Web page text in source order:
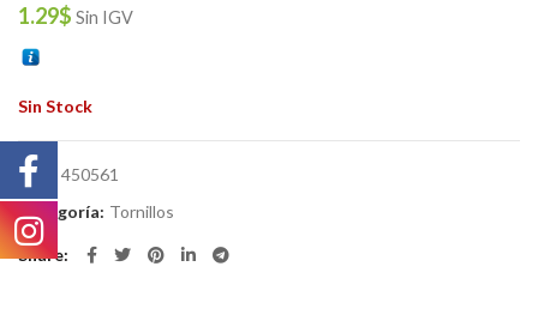
1.29$ Sin IGV
Sin Stock
SKU: 450561
Categoría: Tornillos
Share